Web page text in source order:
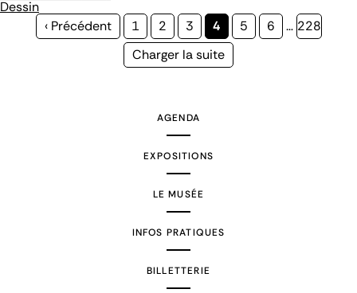
Dessin
Page
‹ Précédent Page
1 Page
2 Page
3
Page
courante
4 Page
5 Page
6 … Page
228
Page
Charger la suite
AGENDA
EXPOSITIONS
LE MUSÉE
INFOS PRATIQUES
BILLETTERIE